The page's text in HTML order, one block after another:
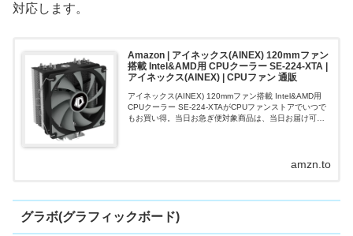
対応します。
Amazon | アイネックス(AINEX) 120mmファン
搭載 Intel&AMD用 CPUクーラー SE-224-XTA |
アイネックス(AINEX) | CPUファン 通販
アイネックス(AINEX) 120mmファン搭載 Intel&AMD用
CPUクーラー SE-224-XTAがCPUファンストアでいつで
もお買い得。当日お急ぎ便対象商品は、当日お届け可能
amzn.to
グラボ(グラフィックボード)